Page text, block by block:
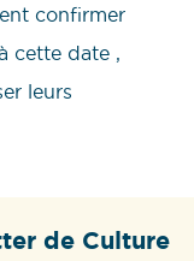
confirmer
cette date ,
leurs
de Culture